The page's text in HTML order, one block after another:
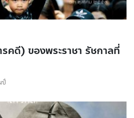
คดี) ของพระราชา รัชกาลที่
ป์